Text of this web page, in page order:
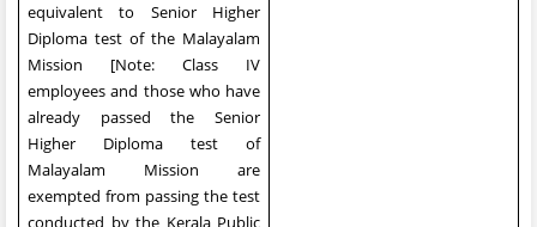
equivalent to Senior Higher
Diploma test of the Malayalam
Mission [Note: Class IV
employees and those who have
already passed the Senior
Higher Diploma test of
Malayalam Mission are
exempted from passing the test
conducted by the Kerala Public